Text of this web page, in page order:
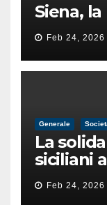
Siena,
di
male
Feb 24, 2026
Generale
La
siciliani
il valore
Feb 24, 2026